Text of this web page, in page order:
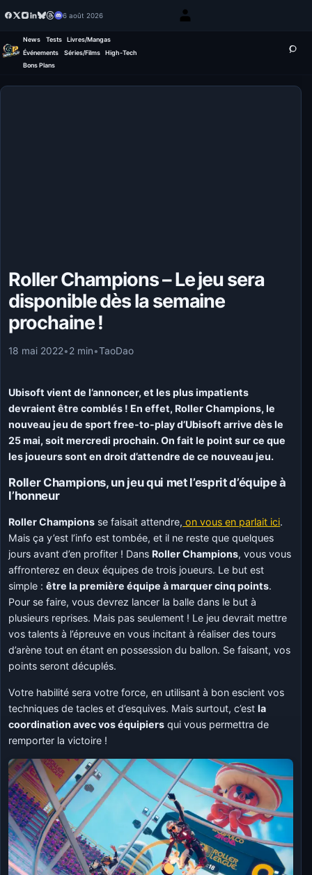
6 août 2026
News Tests
Livres/Mangas
Événements
Séries/Films
High-Tech
Bons Plans
Roller Champions – Le jeu sera
disponible dès la semaine
prochaine !
18 mai 2022•2 min•TaoDao
Ubisoft vient de l’annoncer, et les plus impatients
devraient être comblés ! En effet, Roller Champions, le
nouveau jeu de sport free-to-play d’Ubisoft arrive dès le
25 mai, soit mercredi prochain. On fait le point sur ce que
les joueurs sont en droit d’attendre de ce nouveau jeu.
Roller Champions, un jeu qui met l’esprit d’équipe à
l’honneur
Roller Champions se faisait attendre, on vous en parlait ici.
Mais ça y’est l’info est tombée, et il ne reste que quelques
jours avant d’en profiter ! Dans Roller Champions, vous vous
affronterez en deux équipes de trois joueurs. Le but est
simple :être la première équipe à marquer cinq points.
Pour se faire, vous devrez lancer la balle dans le but à
plusieurs reprises. Mais pas seulement ! Le jeu devrait mettre
vos talents à l’épreuve en vous incitant à réaliser des tours
d’arène tout en étant en possession du ballon. Se faisant, vos
points seront décuplés.
Votre habilité sera votre force, en utilisant à bon escient vos
techniques de tacles et d’esquives. Mais surtout, c’estla
coordination avec vos équipiers qui vous permettra de
remporter la victoire !